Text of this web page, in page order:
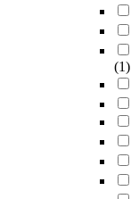
(1)